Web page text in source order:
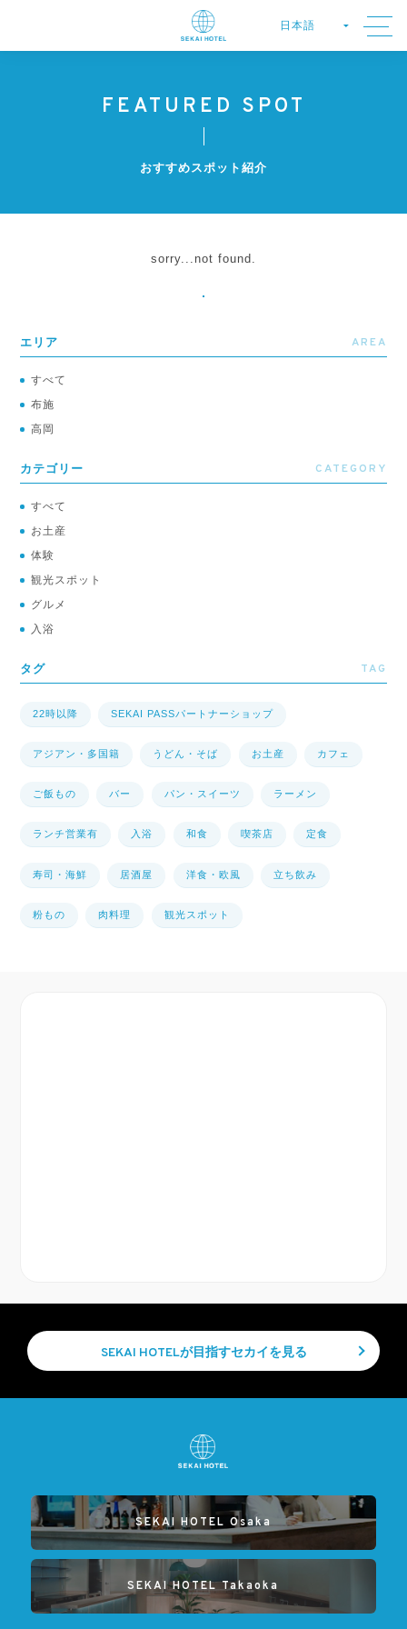
FEATURED SPOT
おすすめスポット紹介
sorry...not found.
エリア AREA
すべて
布施
高岡
カテゴリー CATEGORY
すべて
お土産
体験
観光スポット
グルメ
入浴
タグ TAG
22時以降 SEKAI PASSパートナーショップ
アジアン・多国籍 うどん・そば お土産 カフェ
ご飯もの バー パン・スイーツ ラーメン
ランチ営業有 入浴 和食 喫茶店 定食
寿司・海鮮 居酒屋 洋食・欧風 立ち飲み
粉もの 肉料理 観光スポット
SEKAI HOTELが目指すセカイを見る
SEKAI HOTEL Osaka
SEKAI HOTEL Takaoka